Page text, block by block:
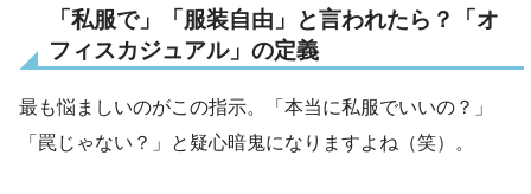
「私服で」「服装自由」と言われたら？「オ
フィスカジュアル」の定義
最も悩ましいのがこの指示。「本当に私服でいいの？」
「罠じゃない？」と疑心暗鬼になりますよね（笑）。